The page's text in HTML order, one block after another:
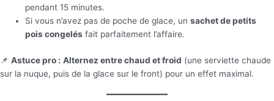
pendant 15 minutes.
Si vous n’avez pas de poche de glace, unsachet de petits
pois congelés fait parfaitement l’affaire.
📌 Astuce pro : Alternez entre chaud et froid (une serviette chaude
sur la nuque, puis de la glace sur le front) pour un effet maximal.